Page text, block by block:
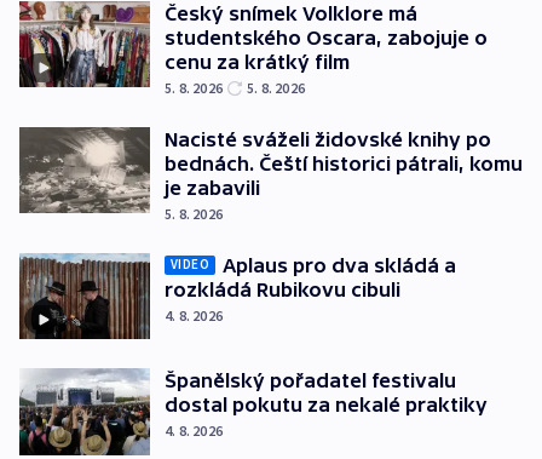
Český snímek Volklore má
studentského Oscara, zabojuje o
cenu za krátký film
5. 8. 2026 5. 8. 2026
Nacisté sváželi židovské knihy po
bednách. Čeští historici pátrali, komu
je zabavili
5. 8. 2026
VIDEO
Aplaus pro dva skládá a
rozkládá Rubikovu cibuli
4. 8. 2026
Španělský pořadatel festivalu
dostal pokutu za nekalé praktiky
4. 8. 2026